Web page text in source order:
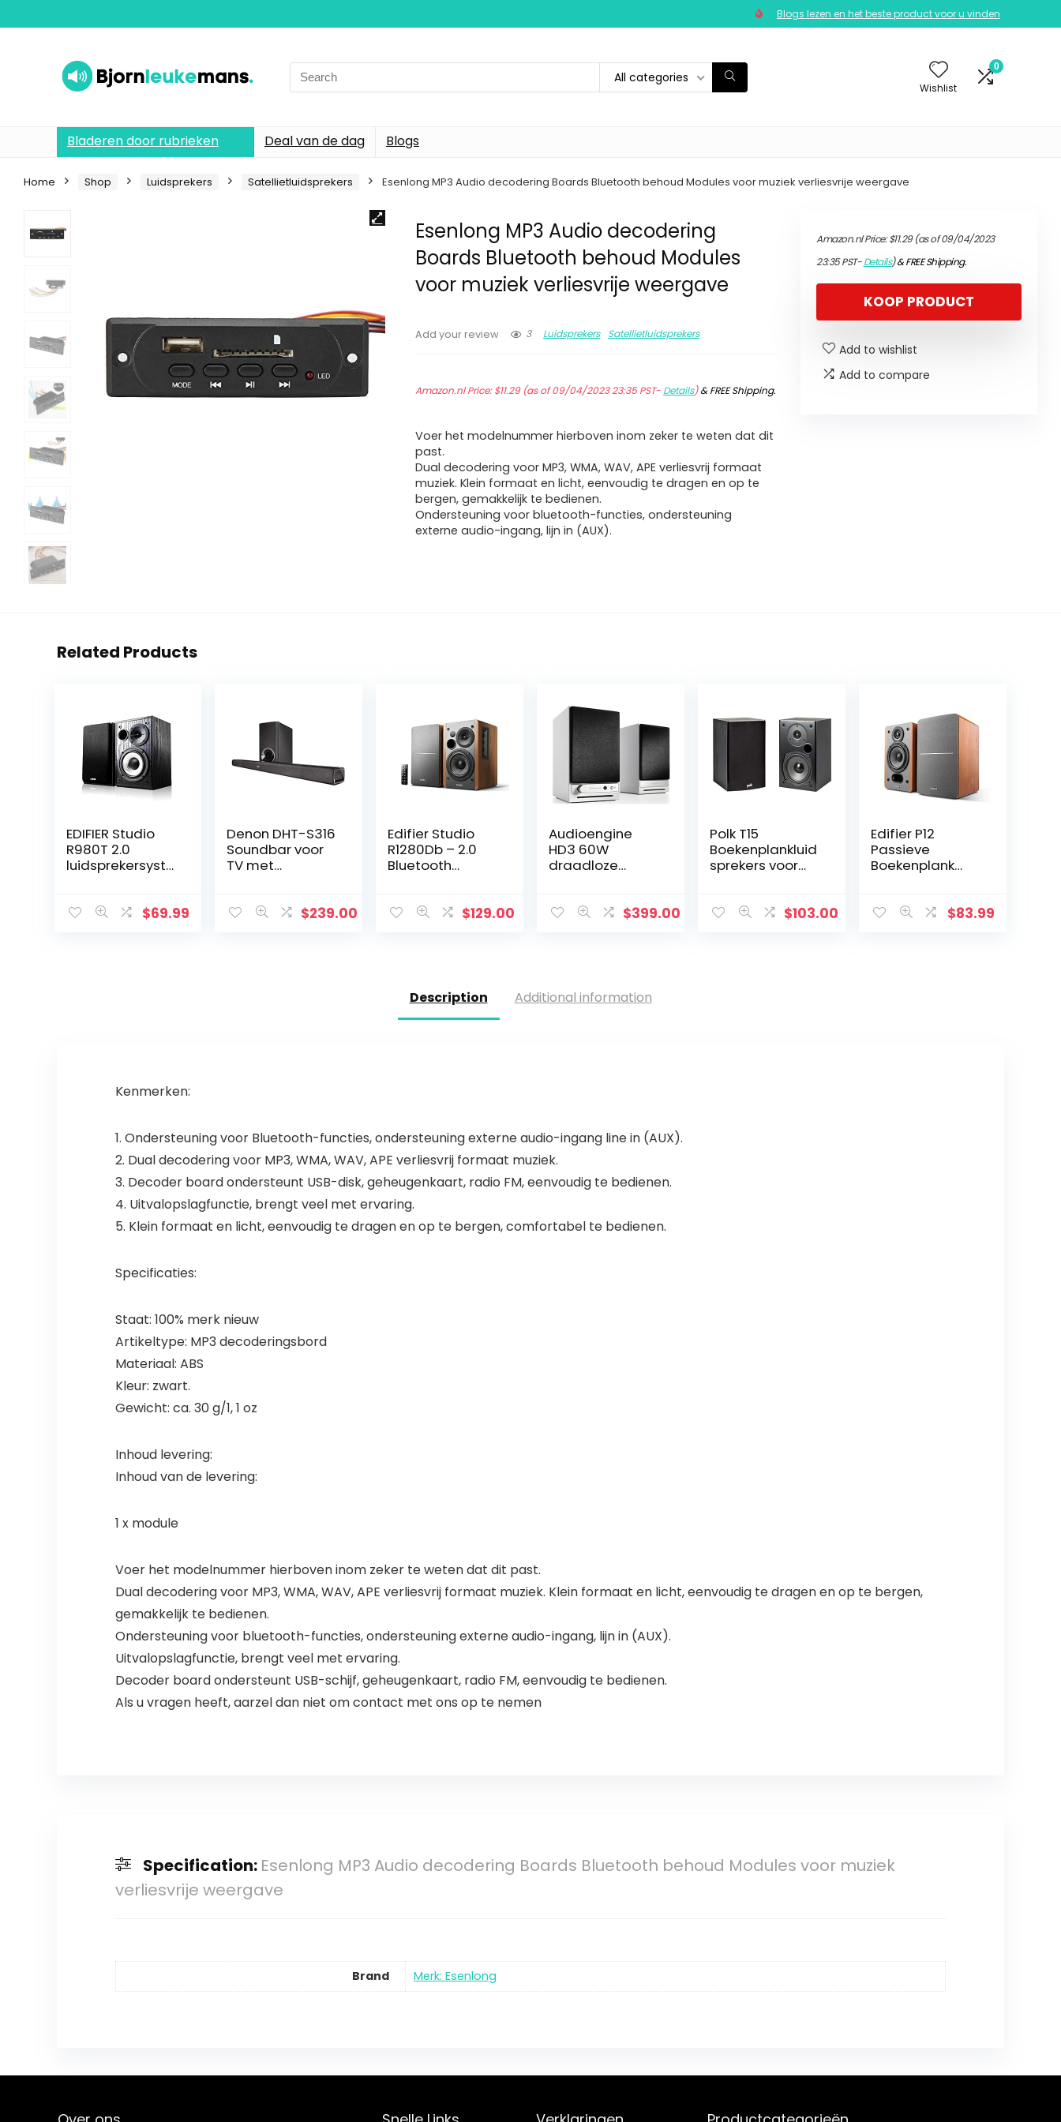
Blogs lezen en het beste product voor u vinden
Search
for:
All categories
Wishlist
0
Bladeren door rubrieken Deal van de dag Blogs
Home Shop Luidsprekers Satellietluidsprekers Esenlong MP3 Audio decodering Boards Bluetooth behoud Modules voor muziek verliesvrije weergave
Esenlong MP3 Audio decodering
Boards Bluetooth behoud Modules
voor muziek verliesvrije weergave
Add your review 3 Luidsprekers Satellietluidsprekers
Amazon.nl Price:$11.29(as of 09/04/2023 23:35 PST- Details)&FREE Shipping.
Voer het modelnummer hierboven inom zeker te weten dat dit
past.
Dual decodering voor MP3, WMA, WAV, APE verliesvrij formaat
muziek. Klein formaat en licht, eenvoudig te dragen en op te
bergen, gemakkelijk te bedienen.
Ondersteuning voor bluetooth-functies, ondersteuning
externe audio-ingang, lijn in (AUX).
Amazon.nl Price:$11.29(as of 09/04/2023
23:35 PST-Details)&FREE Shipping.
KOOP PRODUCT
Add to wishlist
Add to compare
Related Products
EDIFIER Studio
R980T 2.0
luidsprekersyste
$69.99
Denon DHT-S316
Soundbar voor
TV met
Surround Sound,
$239.00
Edifier Studio
R1280Db – 2.0
Bluetooth
Met Infrarood
$129.00
Audioengine
HD3 60W
draadloze
Ingebouwde USB
$399.00
Polk T15
Boekenplankluid
sprekers voor
van 2,
$103.00
Edifier P12
Passieve
Boekenplank
luidsprekers met
$83.99
Description Additional information
Kenmerken:
1. Ondersteuning voor Bluetooth-functies, ondersteuning externe audio-ingang line in (AUX).
2. Dual decodering voor MP3, WMA, WAV, APE verliesvrij formaat muziek.
3. Decoder board ondersteunt USB-disk, geheugenkaart, radio FM, eenvoudig te bedienen.
4. Uitvalopslagfunctie, brengt veel met ervaring.
5. Klein formaat en licht, eenvoudig te dragen en op te bergen, comfortabel te bedienen.
Specificaties:
Staat: 100% merk nieuw
Artikeltype: MP3 decoderingsbord
Materiaal: ABS
Kleur: zwart.
Gewicht: ca. 30 g/1, 1 oz
Inhoud levering:
Inhoud van de levering:
1 x module
Voer het modelnummer hierboven inom zeker te weten dat dit past.
Dual decodering voor MP3, WMA, WAV, APE verliesvrij formaat muziek. Klein formaat en licht, eenvoudig te dragen en op te bergen,
gemakkelijk te bedienen.
Ondersteuning voor bluetooth-functies, ondersteuning externe audio-ingang, lijn in (AUX).
Uitvalopslagfunctie, brengt veel met ervaring.
Decoder board ondersteunt USB-schijf, geheugenkaart, radio FM, eenvoudig te bedienen.
Als u vragen heeft, aarzel dan niet om contact met ons op te nemen
Specification: Esenlong MP3 Audio decodering Boards Bluetooth behoud Modules voor muziek
verliesvrije weergave
Brand Merk: Esenlong